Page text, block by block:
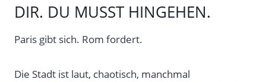
DIR. DU MUSST HINGEHEN.
Paris gibt sich. Rom fordert.
Die Stadt ist laut, chaotisch, manchmal